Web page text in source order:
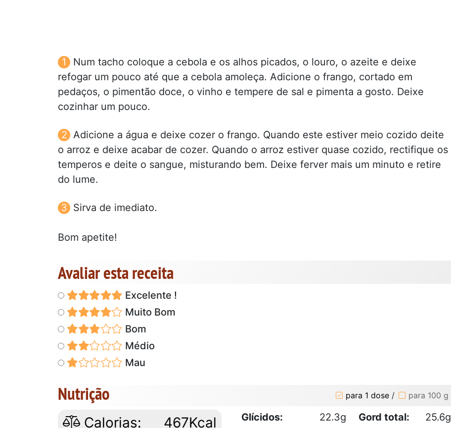
Num tacho coloque a cebola e os alhos picados, o louro, o azeite e deixe
refogar um pouco até que a cebola amoleça. Adicione o frango, cortado em
pedaços, o pimentão doce, o vinho e tempere de sal e pimenta a gosto. Deixe
cozinhar um pouco.
Adicione a água e deixe cozer o frango. Quando este estiver meio cozido deite
o arroz e deixe acabar de cozer. Quando o arroz estiver quase cozido, rectifique os
temperos e deite o sangue, misturando bem. Deixe ferver mais um minuto e retire
do lume.
Sirva de imediato.
Bom apetite!
Avaliar esta receita
Excelente !
Muito Bom
Bom
Médio
Mau
Nutrição para 1 dose / para 100 g
Calorias: 467Kcal Glícidos: 22.3g Gord total: 25.6g